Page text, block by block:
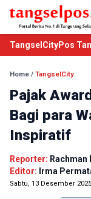
TangselCityPos
Home / TangselCity
Pajak
Bagi para
Inspiratif
Reporter: Rachman
Editor: Irma
Sabtu, 13 Desember